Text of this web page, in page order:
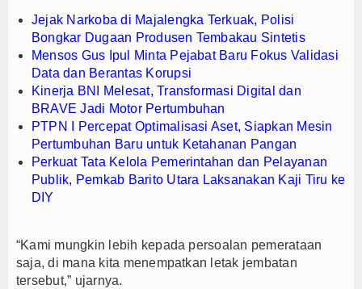
Jejak Narkoba di Majalengka Terkuak, Polisi
Mensos Gus Ipul Minta Pejabat Baru Fokus
Jejak Narkoba di Majalengka Terkuak, Polisi
Bongkar Dugaan Produsen Tembakau Sintetis
Mensos Gus Ipul Minta Pejabat Baru Fokus Validasi
Data dan Berantas Korupsi
Kinerja BNI Melesat, Transformasi Digital dan
BRAVE Jadi Motor Pertumbuhan
PTPN I Percepat Optimalisasi Aset, Siapkan Mesin
Pertumbuhan Baru untuk Ketahanan Pangan
Perkuat Tata Kelola Pemerintahan dan Pelayanan
Publik, Pemkab Barito Utara Laksanakan Kaji Tiru ke
DIY
“Kami mungkin lebih kepada persoalan pemerataan
saja, di mana kita menempatkan letak jembatan
tersebut,” ujarnya.